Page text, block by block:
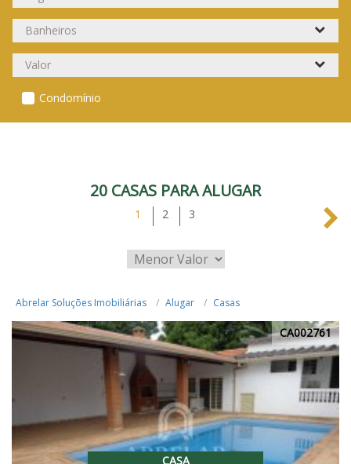
Condomínio
20 CASAS PARA ALUGAR
1 2 3
Abrelar Soluções Imobiliárias Alugar Casas
CA002761
CASA